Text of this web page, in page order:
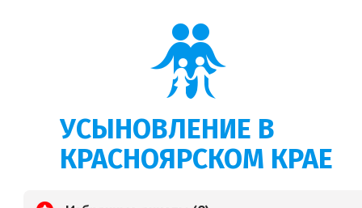
УСЫНОВЛЕНИЕ В
КРАСНОЯРСКОМ КРАЕ